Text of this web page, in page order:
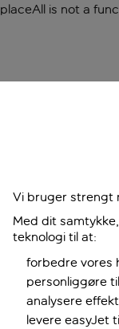
is not a
Vi bruger strengt
Med dit
teknologi til at:
forbedre vores
personliggøre
analysere
levere easyJet